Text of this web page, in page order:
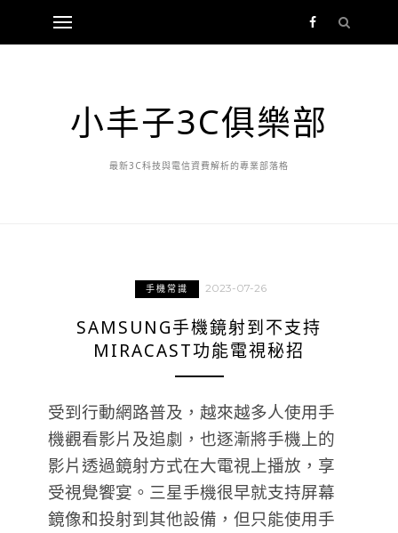
小丰子3C俱樂部
最新3C科技與電信資費解析的專業部落格
手機常識 2023-07-26
SAMSUNG手機鏡射到不支持
MIRACAST功能電視秘招
受到行動網路普及，越來越多人使用手
機觀看影片及追劇，也逐漸將手機上的
影片透過鏡射方式在大電視上播放，享
受視覺饗宴。三星手機很早就支持屏幕
鏡像和投射到其他設備，但只能使用手